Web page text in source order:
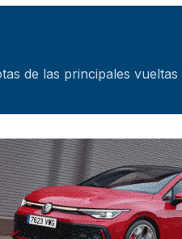
de las principales vueltas